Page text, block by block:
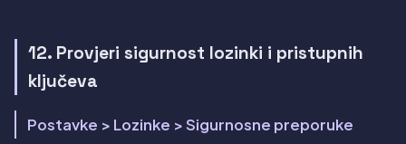
12. Provjeri sigurnost lozinki i pristupnih
ključeva
Postavke > Lozinke > Sigurnosne preporuke